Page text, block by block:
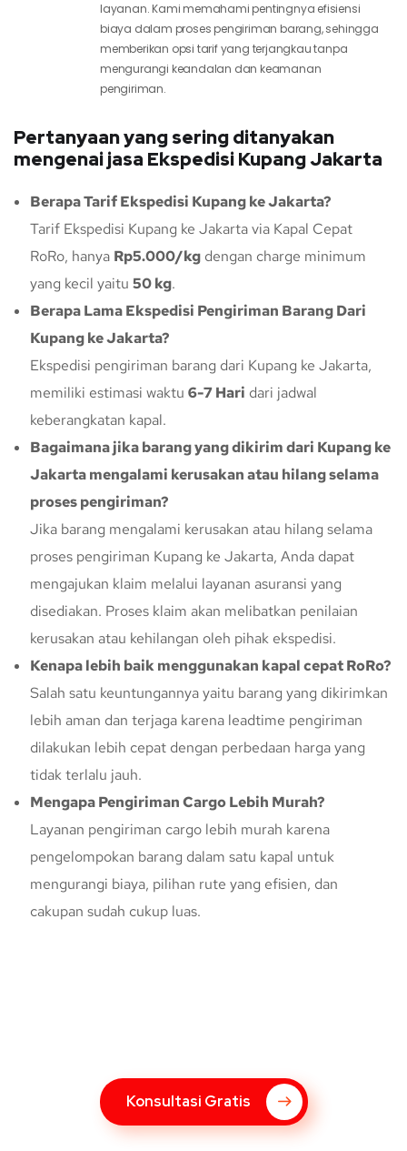
layanan. Kami memahami pentingnya efisiensi
biaya dalam proses pengiriman barang, sehingga
memberikan opsi tarif yang terjangkau tanpa
mengurangi keandalan dan keamanan
pengiriman.
Pertanyaan yang sering ditanyakan
mengenai jasa Ekspedisi Kupang Jakarta
Berapa Tarif Ekspedisi Kupang ke Jakarta?
Tarif Ekspedisi Kupang ke Jakarta via Kapal Cepat
RoRo, hanya Rp5.000/kg dengan charge minimum
yang kecil yaitu 50 kg.
Berapa Lama Ekspedisi Pengiriman Barang Dari
Kupang ke Jakarta?
Ekspedisi pengiriman barang dari Kupang ke Jakarta,
memiliki estimasi waktu 6-7 Hari dari jadwal
keberangkatan kapal.
Bagaimana jika barang yang dikirim dari Kupang ke
Jakarta mengalami kerusakan atau hilang selama
proses pengiriman?
Jika barang mengalami kerusakan atau hilang selama
proses pengiriman Kupang ke Jakarta, Anda dapat
mengajukan klaim melalui layanan asuransi yang
disediakan. Proses klaim akan melibatkan penilaian
kerusakan atau kehilangan oleh pihak ekspedisi.
Kenapa lebih baik menggunakan kapal cepat RoRo?
Salah satu keuntungannya yaitu barang yang dikirimkan
lebih aman dan terjaga karena leadtime pengiriman
dilakukan lebih cepat dengan perbedaan harga yang
tidak terlalu jauh.
Mengapa Pengiriman Cargo Lebih Murah?
Layanan pengiriman cargo lebih murah karena
pengelompokan barang dalam satu kapal untuk
mengurangi biaya, pilihan rute yang efisien, dan
cakupan sudah cukup luas.
Konsultasi Gratis